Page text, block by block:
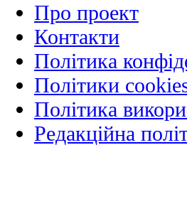
Про проект
Контакти
Політика
Політики
Політика
Редакційна